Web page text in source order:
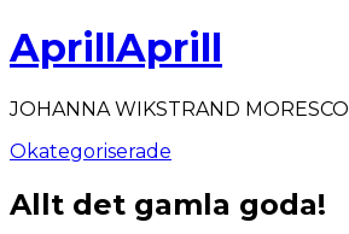
AprillAprill
JOHANNA WIKSTRAND MORESCO
Okategoriserade
Allt det gamla goda!